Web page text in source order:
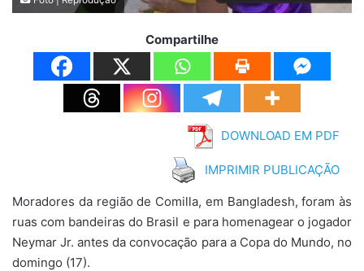
Compartilhe
DOWNLOAD EM PDF
IMPRIMIR PUBLICAÇÃO
Moradores da região de Comilla, em Bangladesh, foram às
ruas com bandeiras do Brasil e para homenagear o jogador
Neymar Jr. antes da convocação para a Copa do Mundo, no
domingo (17).